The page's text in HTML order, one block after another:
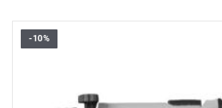
-10%